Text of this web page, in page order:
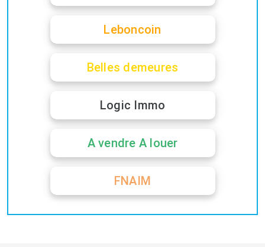
Leboncoin
Belles demeures
Logic Immo
A vendre A louer
FNAIM